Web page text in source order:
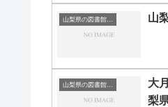
山梨県の図書館｜勉強できる場所 山
山梨県の図書館｜勉強できる場所
大
梨